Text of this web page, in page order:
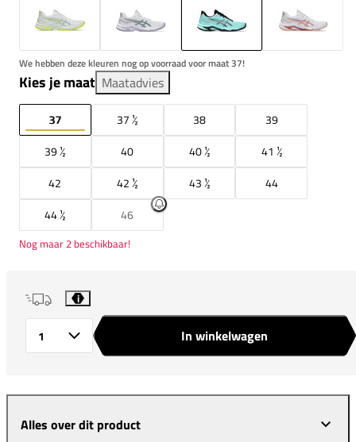
We hebben deze kleuren nog op voorraad voor maat 37!
Kies je maat Maatadvies
37 37 ½ 38
39
39 ½
40 40 ½
41 ½
42
42 ½ 43 ½
44
44 ½
46
Nog maar 2 beschikbaar!
i
In winkelwagen
Alles over dit product